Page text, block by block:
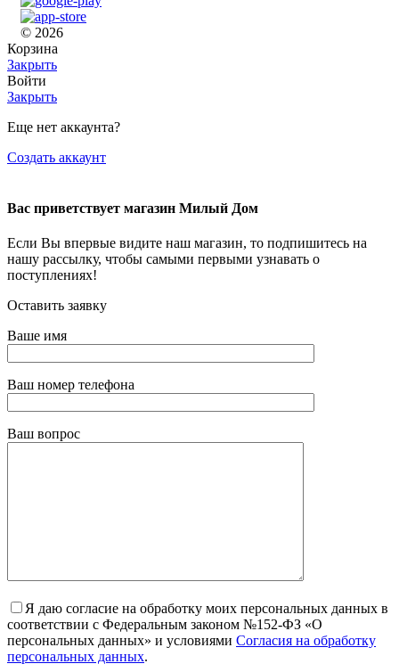
© 2026
Корзина
Закрыть
Войти
Закрыть
Еще нет аккаунта?
Создать аккаунт
Вас приветствует магазин Милый Дом
Если Вы впервые видите наш магазин, то подпишитесь на
нашу рассылку, чтобы самыми первыми узнавать о
поступлениях!
Оставить заявку
Ваше имя
Ваш номер телефона
Ваш вопрос
Я даю согласие на обработку моих персональных данных в
соответствии с Федеральным законом №152-ФЗ «О
персональных данных» и условиями Согласия на обработку
персональных данных.